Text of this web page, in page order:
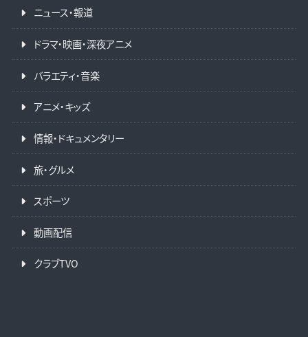
ニュース・報道
ドラマ・映画・深夜アニメ
バラエティ・音楽
アニメ・キッズ
情報・ドキュメンタリー
旅・グルメ
スポーツ
動画配信
クラブTVO